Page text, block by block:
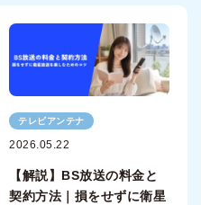
テレビアンテナ
2026.05.22
【解説】BS放送の料金と
契約方法｜損をせずに衛星